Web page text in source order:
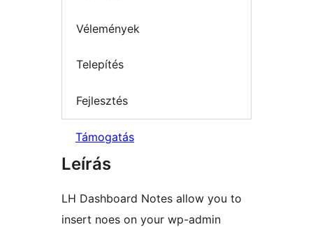
Vélemények
Telepítés
Fejlesztés
Támogatás
Leírás
LH Dashboard Notes allow you to
insert noes on your wp-admin